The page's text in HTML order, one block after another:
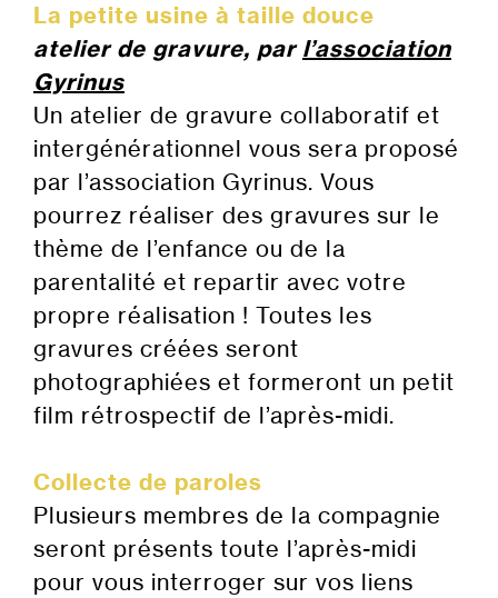
La petite usine à taille douce
atelier de gravure, par l’association
Gyrinus
Un atelier de gravure collaboratif et
intergénérationnel vous sera proposé
par l’association Gyrinus. Vous
pourrez réaliser des gravures sur le
thème de l’enfance ou de la
parentalité et repartir avec votre
propre réalisation ! Toutes les
gravures créées seront
photographiées et formeront un petit
film rétrospectif de l’après-midi.
Collecte de paroles
Plusieurs membres de la compagnie
seront présents toute l’après-midi
pour vous interroger sur vos liens